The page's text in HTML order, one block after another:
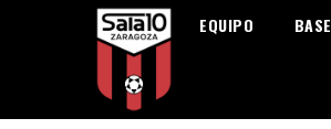
EQUIPO BASE